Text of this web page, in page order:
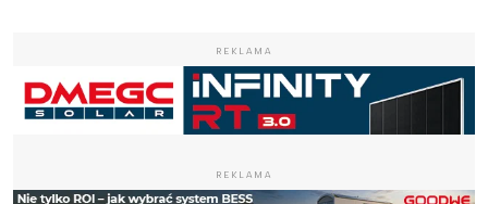
REKLAMA
REKLAMA